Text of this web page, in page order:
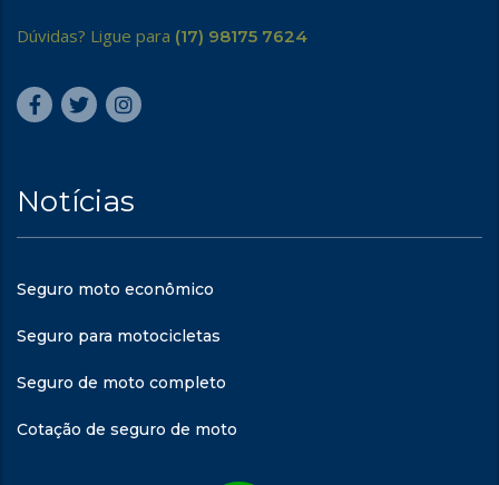
Dúvidas? Ligue para (17) 98175 7624
Notícias
Seguro moto econômico
Seguro para motocicletas
Seguro de moto completo
Cotação de seguro de moto